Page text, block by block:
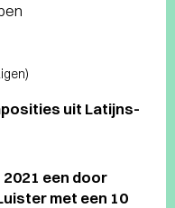
uit Latijns-
een door
met een 10